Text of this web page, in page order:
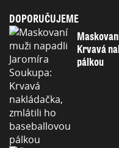
DOPORUČUJEME
Krvavá
pálkou